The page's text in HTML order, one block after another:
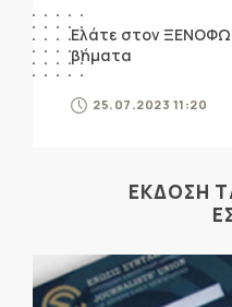
Ελάτε στον
βήματα
25.07.2023 11:20
ΕΚΔΟΣΗ